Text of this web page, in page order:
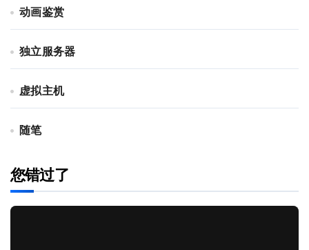
动画鉴赏
独立服务器
虚拟主机
随笔
您错过了